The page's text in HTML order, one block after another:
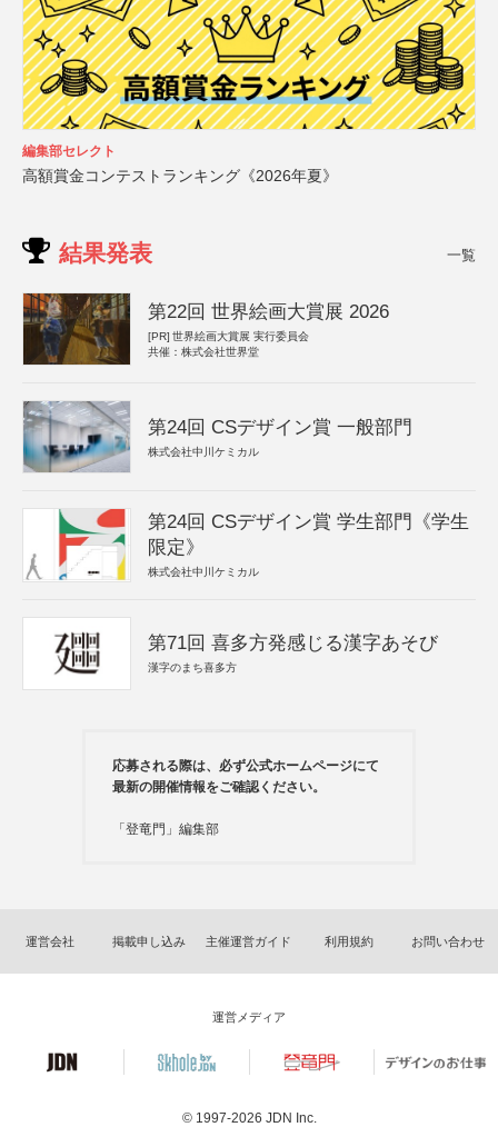
編集部セレクト
高額賞金コンテストランキング《2026年夏》
結果発表 一覧
第22回 世界絵画大賞展 2026
[PR] 世界絵画大賞展 実行委員会
共催：株式会社世界堂
第24回 CSデザイン賞 一般部門
株式会社中川ケミカル
第24回 CSデザイン賞 学生部門《学生
限定》
株式会社中川ケミカル
第71回 喜多方発感じる漢字あそび
漢字のまち喜多方
応募される際は、必ず公式ホームページにて
最新の開催情報をご確認ください。
「登竜門」編集部
運営会社 掲載申し込み 主催運営ガイド 利用規約 お問い合わせ
運営メディア
© 1997-2026 JDN Inc.